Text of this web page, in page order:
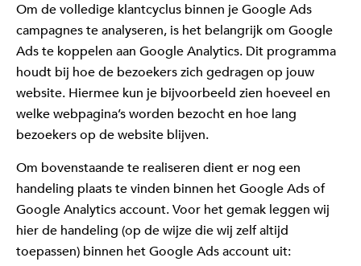
Om de volledige klantcyclus binnen je Google Ads
campagnes te analyseren, is het belangrijk om Google
Ads te koppelen aan Google Analytics. Dit programma
houdt bij hoe de bezoekers zich gedragen op jouw
website. Hiermee kun je bijvoorbeeld zien hoeveel en
welke webpagina’s worden bezocht en hoe lang
bezoekers op de website blijven.
Om bovenstaande te realiseren dient er nog een
handeling plaats te vinden binnen het Google Ads of
Google Analytics account. Voor het gemak leggen wij
hier de handeling (op de wijze die wij zelf altijd
toepassen) binnen het Google Ads account uit: